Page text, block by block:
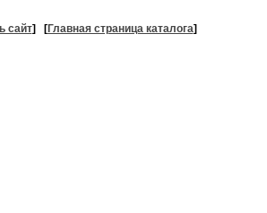
сайт] [Главная страница каталога]